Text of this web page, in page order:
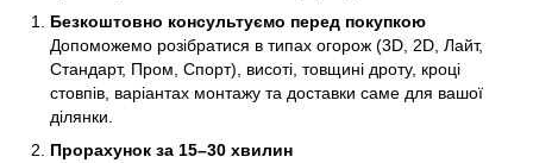
Безкоштовно консультуємо перед покупкою
Допоможемо розібратися в типах огорож (3D, 2D, Лайт,
Стандарт, Пром, Спорт), висоті, товщині дроту, кроці
стовпів, варіантах монтажу та доставки саме для вашої
ділянки.
Прорахунок за 15–30 хвилин